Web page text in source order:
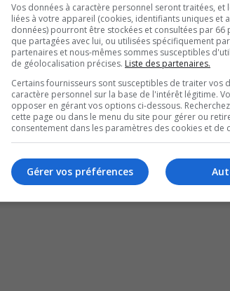
Vos données à caractère personnel seront traitées, et
liées à votre appareil (cookies, identifiants uniques et
données) pourront être stockées et consultées par 66
que partagées avec lui, ou utilisées spécifiquement
partenaires et nous-mêmes sommes susceptibles
de géolocalisation précises. Liste des partenaires.
Certains fournisseurs sont susceptibles de traiter vos
caractère personnel sur la base de l'intérêt légitime.
opposer en gérant vos options ci-dessous.
cette page ou dans le menu du site pour gérer ou
consentement dans les paramètres des cookies et de
Gérer vos préférences